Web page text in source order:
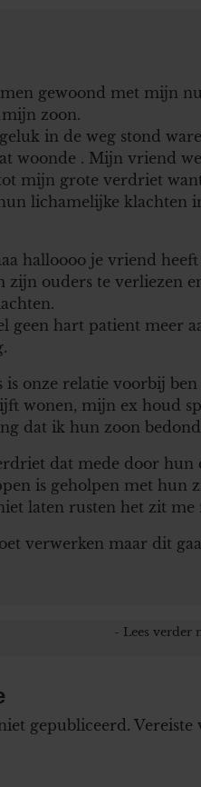
gewoond met mijn
zoon.
in de weg stond
woonde . Mijn vriend
mijn grote verdriet
lichamelijke klachten
halloooo je vriend
zijn ouders te verliezen
geen hart patient meer
onze relatie voorbij
wonen, mijn ex houd
dat ik hun zoon
dat mede door hun
is geholpen met hun
laten rusten het zit
verwerken maar dit
gepubliceerd. Vereiste